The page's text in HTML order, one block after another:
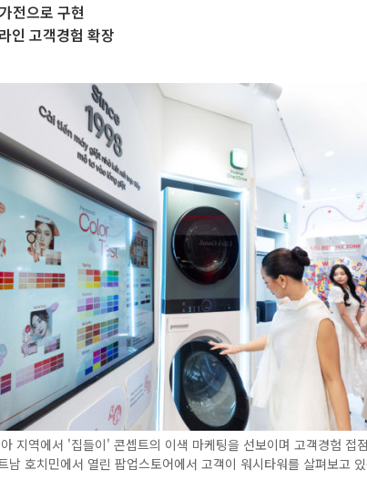
전으로 구현
인 고객경험 확장
지역에서 '집들이' 콘셉트의 이색 마케팅을 선보이며 고객경험 접
남 호치민에서 열린 팝업스토어에서 고객이 워시타워를 살펴보고